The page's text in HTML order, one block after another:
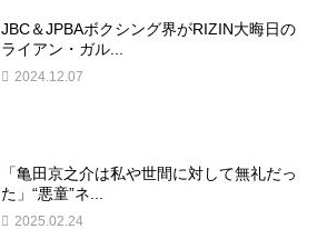
JBC＆JPBAボクシング界がRIZIN大晦日の
ライアン・ガル...
2024.12.07
「亀田京之介は私や世間に対して無礼だっ
た」“悪童”ネ...
2025.02.24